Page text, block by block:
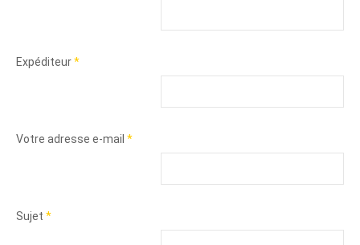
Expéditeur*
Votre adresse e-mail *
Sujet *